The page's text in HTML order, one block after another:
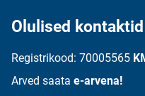
Olulised kontaktid
Registrikood: 70005565
Arved saata e-arvena!